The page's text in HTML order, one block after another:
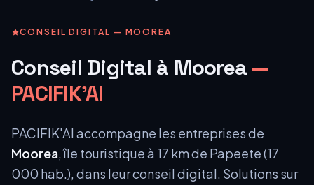
CONSEIL DIGITAL — MOOREA
Conseil Digital à Moorea —
PACIFIK'AI
PACIFIK'AI accompagne les entreprises de
Moorea,île touristique à 17 km de Papeete(17
000 hab.), dans leurconseil digital. Solutions sur